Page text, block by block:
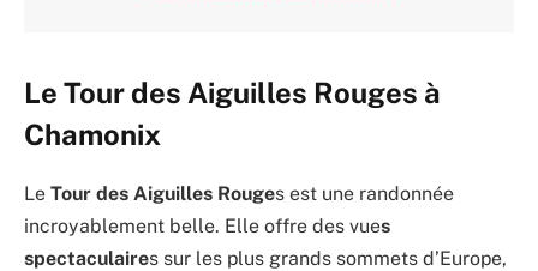
Le Tour des Aiguilles Rouges à
Chamonix
Le Tour des Aiguilles Rouges est une randonnée
incroyablement belle. Elle offre des vues
spectaculaires sur les plus grands sommets d’Europe,